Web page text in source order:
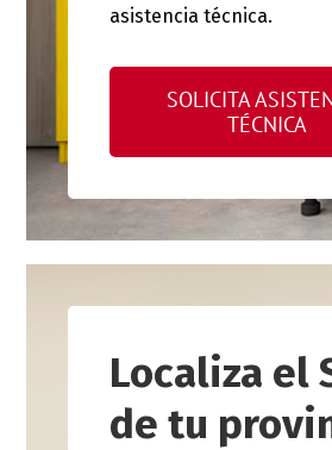
asistencia técnica.
SOLICITA
TÉCNICA
Localiza el
de tu